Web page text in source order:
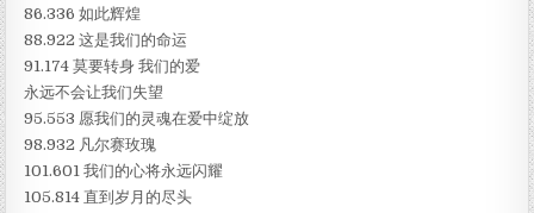
86.336 如此辉煌
88.922 这是我们的命运
91.174 莫要转身 我们的爱
永远不会让我们失望
95.553 愿我们的灵魂在爱中绽放
98.932 凡尔赛玫瑰
101.601 我们的心将永远闪耀
105.814 直到岁月的尽头